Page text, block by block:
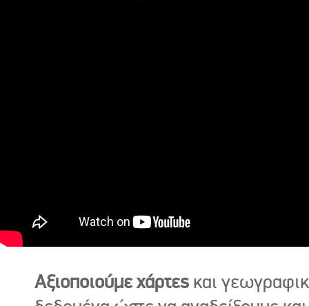
Αξιοποιούμε χάρτες και